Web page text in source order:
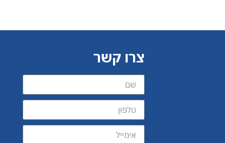
צרו קשר